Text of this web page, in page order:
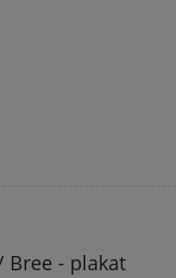
Bree - plakat